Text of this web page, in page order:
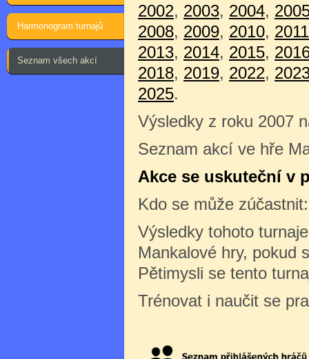
Harmonogram turnajů
Seznam všech akcí
2002, 2003, 2004,
2008, 2009, 2010, 2011
2013, 2014, 2015,
2018, 2019, 2022,
2025.
Výsledky z roku 2007
Seznam akcí ve hře
Akce se uskuteční v
Kdo se může
Výsledky tohoto
Mankalové hry, pokud
Pětimysli se tento
Trénovat i naučit se